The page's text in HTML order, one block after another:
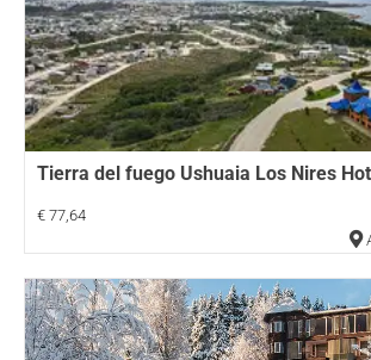
Tierra del fuego Ushuaia Los Nires
€ 77,64